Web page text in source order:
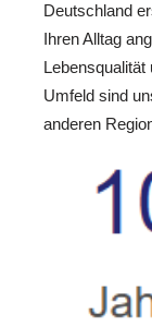
Deutschland
Ihren Alltag
Lebensqualität
Umfeld sind
anderen